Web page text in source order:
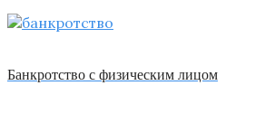
Банкротство с физическим лицом